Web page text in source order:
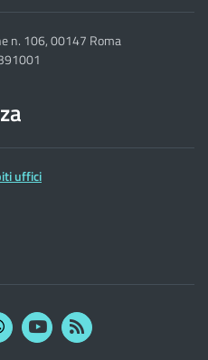
n. 106, 00147 Roma
uffici
YouTubeRSS